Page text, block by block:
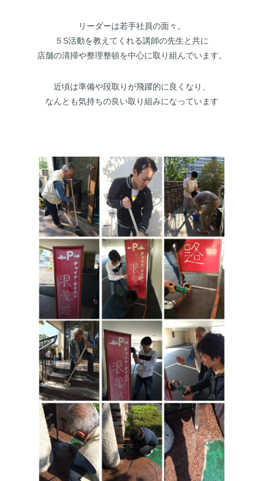
リーダーは若手社員の面々。
５S活動を教えてくれる講師の先生と共に
店舗の清掃や整理整頓を中心に取り組んでいます。
近頃は準備や段取りが飛躍的に良くなり、
なんとも気持ちの良い取り組みになっています